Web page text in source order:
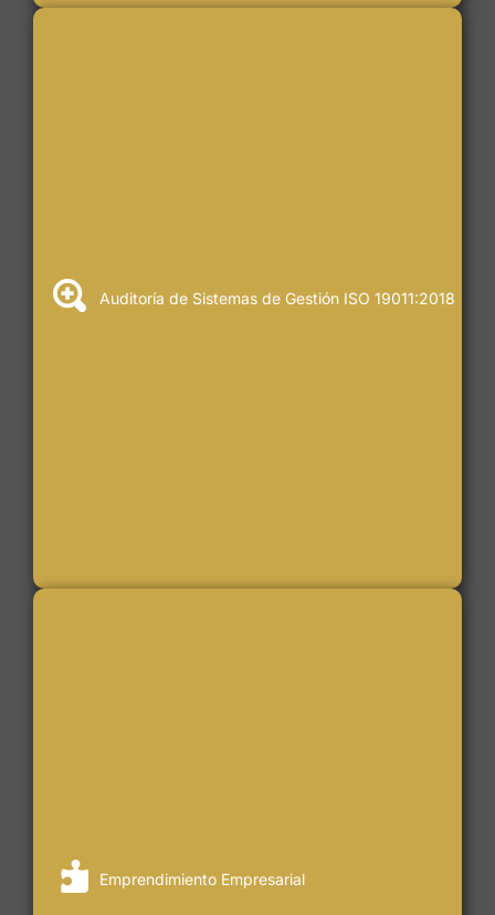
Auditoría de Sistemas de Gestión ISO 19011:2018
Emprendimiento Empresarial